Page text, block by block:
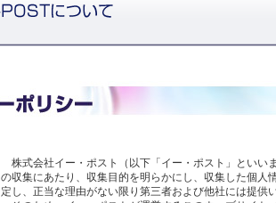
株式会社イー・ポスト（以下「イー・ポスト」といい
の収集にあたり、収集目的を明らかにし、収集した個人
定し、正当な理由がない限り第三者および他社には提供